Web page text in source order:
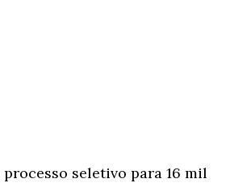
seletivo para 16 mil